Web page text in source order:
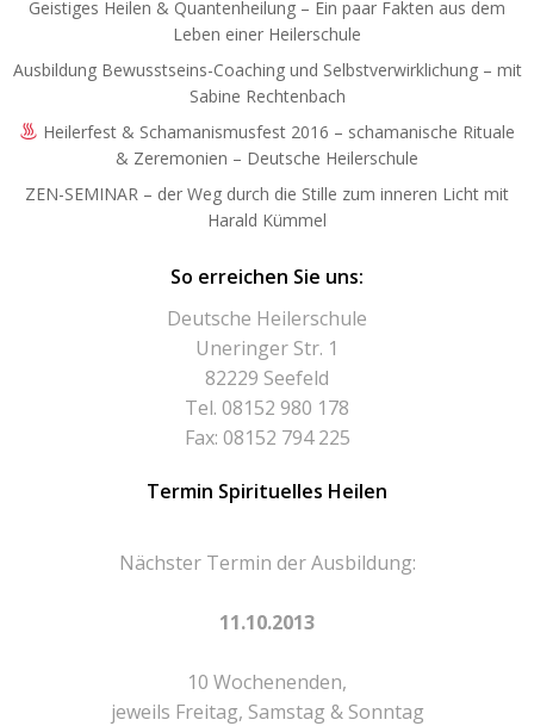
Geistiges Heilen & Quantenheilung – Ein paar Fakten aus dem
Leben einer Heilerschule
Ausbildung Bewusstseins-Coaching und Selbstverwirklichung – mit
Sabine Rechtenbach
Heilerfest & Schamanismusfest 2016 – schamanische Rituale
& Zeremonien – Deutsche Heilerschule
ZEN-SEMINAR – der Weg durch die Stille zum inneren Licht mit
Harald Kümmel
So erreichen Sie uns:
Deutsche Heilerschule
Uneringer Str. 1
82229 Seefeld
Tel. 08152 980 178
Fax: 08152 794 225
Termin Spirituelles Heilen
Nächster Termin der Ausbildung:
11.10.2013
10 Wochenenden,
jeweils Freitag, Samstag & Sonntag